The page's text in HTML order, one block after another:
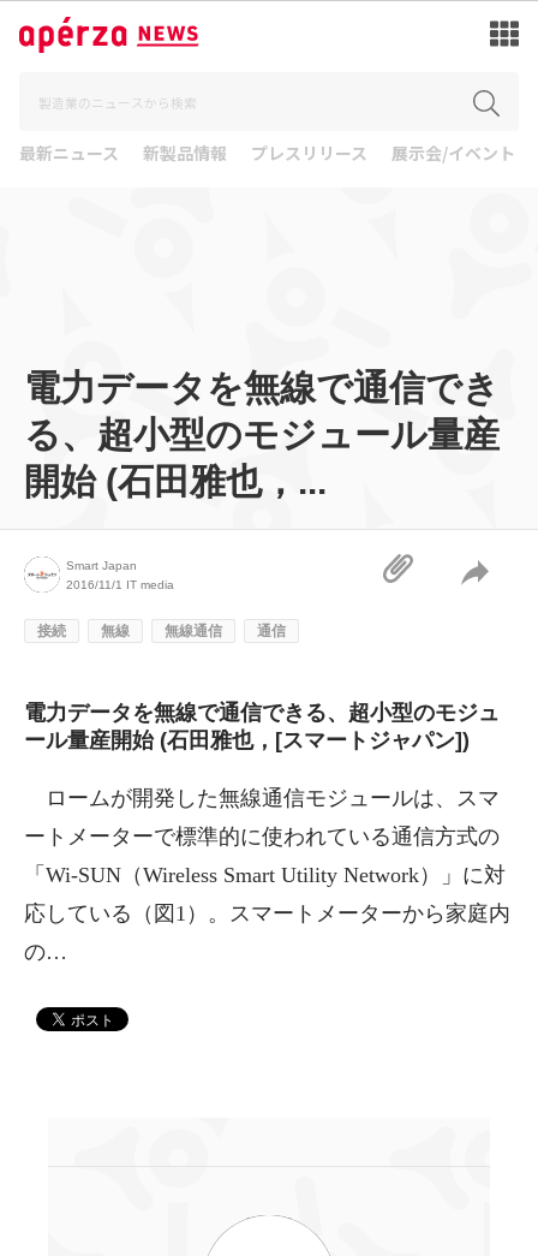
最新ニュース 新製品情報 プレスリリース 展示会/イベント
電力データを無線で通信でき
る、超小型のモジュール量産
開始 (石田雅也，...
Smart Japan
2016/11/1 IT media
接続 無線 無線通信 通信
電力データを無線で通信できる、超小型のモジュ
ール量産開始 (石田雅也，[スマートジャパン])
ロームが開発した無線通信モジュールは、スマ
ートメーターで標準的に使われている通信方式の
「Wi-SUN（Wireless Smart Utility Network）」に対
応している（図1）。スマートメーターから家庭内
の…